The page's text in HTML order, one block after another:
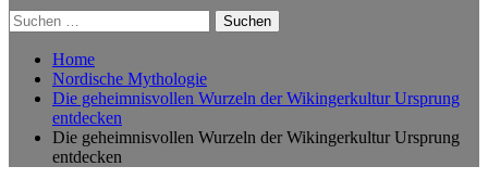
Suchen
nach:
Home
Nordische Mythologie
Die geheimnisvollen Wurzeln der Wikingerkultur Ursprung
entdecken
Die geheimnisvollen Wurzeln der Wikingerkultur Ursprung
entdecken